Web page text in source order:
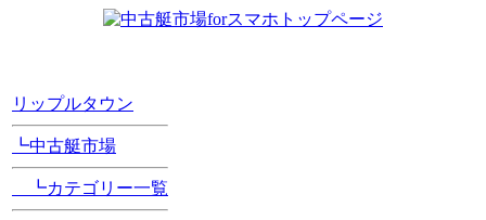
リップルタウン
┗中古艇市場
┗カテゴリー一覧